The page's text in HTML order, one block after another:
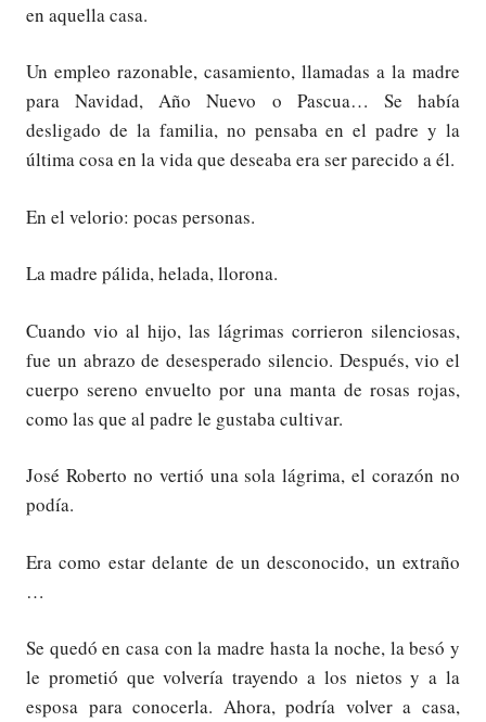
en aquella casa.
Un empleo razonable, casamiento, llamadas a la madre
para Navidad, Año Nuevo o Pascua… Se había
desligado de la familia, no pensaba en el padre y la
última cosa en la vida que deseaba era ser parecido a él.
En el velorio: pocas personas.
La madre pálida, helada, llorona.
Cuando vio al hijo, las lágrimas corrieron silenciosas,
fue un abrazo de desesperado silencio. Después, vio el
cuerpo sereno envuelto por una manta de rosas rojas,
como las que al padre le gustaba cultivar.
José Roberto no vertió una sola lágrima, el corazón no
podía.
Era como estar delante de un desconocido, un extraño
…
Se quedó en casa con la madre hasta la noche, la besó y
le prometió que volvería trayendo a los nietos y a la
esposa para conocerla. Ahora, podría volver a casa,